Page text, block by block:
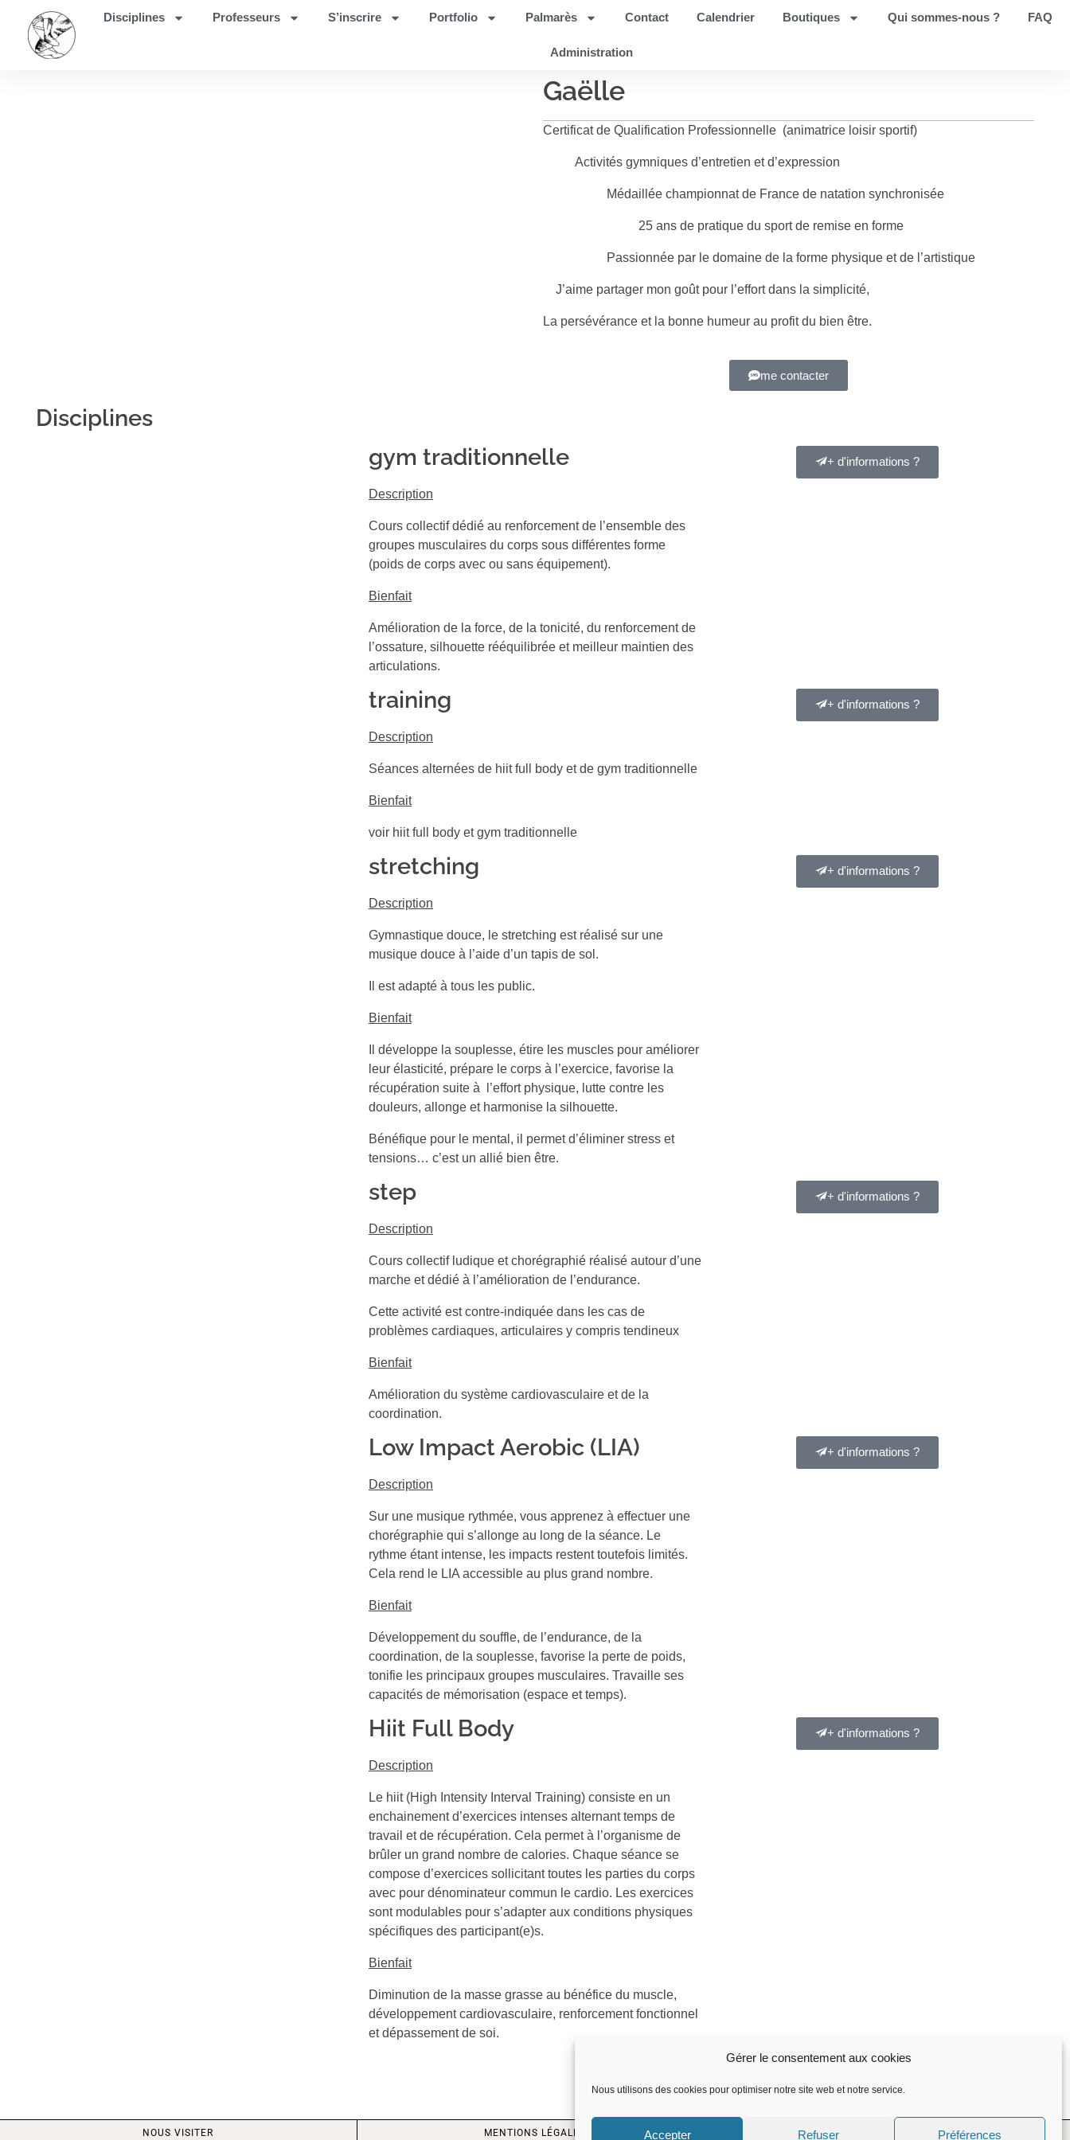
Gérer le consentement aux cookies
Nous utilisons des cookies pour optimiser notre site web et notre service.
Accepter Refuser Préférences
Disciplines Professeurs S’inscrire Portfolio Palmarès Contact Calendrier Boutiques Qui sommes-nous ? FAQ
Administration
Gaëlle
Certificat de Qualification Professionnelle (animatrice loisir sportif)
Activités gymniques d’entretien et d’expression
Médaillée championnat de France de natation synchronisée
25 ans de pratique du sport de remise en forme
Passionnée par le domaine de la forme physique et de l’artistique
J’aime partager mon goût pour l’effort dans la simplicité,
La persévérance et la bonne humeur au profit du bien être.
me contacter
Disciplines
gym traditionnelle
Description
Cours collectif dédié au renforcement de l’ensemble des
groupes musculaires du corps sous différentes forme
(poids de corps avec ou sans équipement).
Bienfait
Amélioration de la force, de la tonicité, du renforcement de
l’ossature, silhouette rééquilibrée et meilleur maintien des
articulations.
+ d'informations ?
training
Description
Séances alternées de hiit full body et de gym traditionnelle
Bienfait
voir hiit full body et gym traditionnelle
+ d'informations ?
stretching
Description
Gymnastique douce, le stretching est réalisé sur une
musique douce à l’aide d’un tapis de sol.
Il est adapté à tous les public.
Bienfait
Il développe la souplesse, étire les muscles pour améliorer
leur élasticité, prépare le corps à l’exercice, favorise la
récupération suite à l’effort physique, lutte contre les
douleurs, allonge et harmonise la silhouette.
Bénéfique pour le mental, il permet d’éliminer stress et
tensions… c’est un allié bien être.
+ d'informations ?
step
Description
Cours collectif ludique et chorégraphié réalisé autour d’une
marche et dédié à l’amélioration de l’endurance.
Cette activité est contre-indiquée dans les cas de
problèmes cardiaques, articulaires y compris tendineux
Bienfait
Amélioration du système cardiovasculaire et de la
coordination.
+ d'informations ?
Low Impact Aerobic (LIA)
Description
Sur une musique rythmée, vous apprenez à effectuer une
chorégraphie qui s’allonge au long de la séance. Le
rythme étant intense, les impacts restent toutefois limités.
Cela rend le LIA accessible au plus grand nombre.
Bienfait
Développement du souffle, de l’endurance, de la
coordination, de la souplesse, favorise la perte de poids,
tonifie les principaux groupes musculaires. Travaille ses
capacités de mémorisation (espace et temps).
+ d'informations ?
Hiit Full Body
Description
Le hiit (High Intensity Interval Training) consiste en un
enchainement d’exercices intenses alternant temps de
travail et de récupération. Cela permet à l’organisme de
brûler un grand nombre de calories. Chaque séance se
compose d’exercices sollicitant toutes les parties du corps
avec pour dénominateur commun le cardio. Les exercices
sont modulables pour s’adapter aux conditions physiques
spécifiques des participant(e)s.
Bienfait
Diminution de la masse grasse au bénéfice du muscle,
développement cardiovasculaire, renforcement fonctionnel
et dépassement de soi.
+ d'informations ?
NOUS VISITER MENTIONS LÉGALES